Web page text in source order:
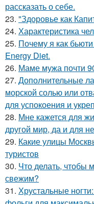
рассказать о себе.
23. "Здоровье как
24. Характеристика
25. Почему я как
Energy Diet.
26. Маме мужа почти
27. Дополнительные
морской солью или
для успокоения и
28. Мне кажется для
другой мир, да и для
29. Какие улицы
туристов
30. Что делать, чтобы
свежим?
31. Хрустальные